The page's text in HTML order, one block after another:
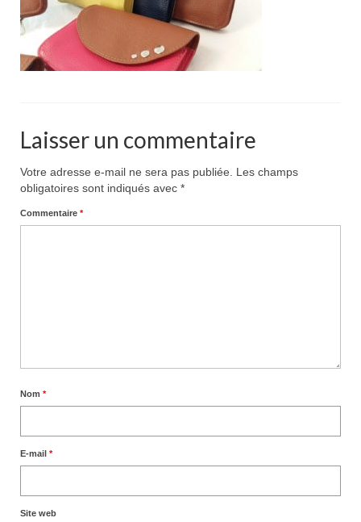
Pour acheter
Contact
Laisser un commentaire
Votre adresse e-mail ne sera pas publiée.
Les champs
obligatoires sont indiqués avec *
Commentaire *
Nom *
E-mail *
Site web